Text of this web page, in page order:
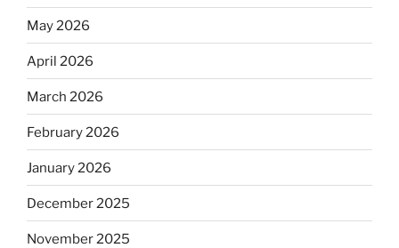
May 2026
April 2026
March 2026
February 2026
January 2026
December 2025
November 2025